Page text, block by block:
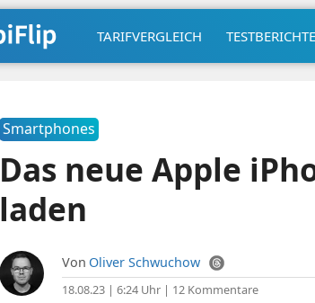
TARIFVERGLEICH TESTBERICHTE
Smartphones
Das neue Apple
laden
Von Oliver Schwuchow
18.08.23 | 6:24 Uhr| 12 Kommentare